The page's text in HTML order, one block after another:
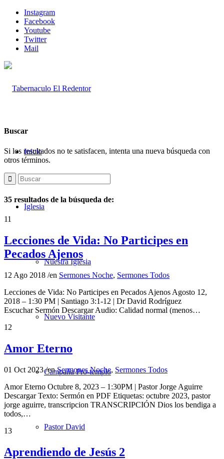
Instagram
Facebook
Youtube
Twitter
Mail
Inicio
Iglesia
Nuestra Iglesia
Nuevo Visitante
Campaña Pro-templo
Pastor David
Buscar
Si los resultados no te satisfacen, intenta una nueva búsqueda con
otros términos.
35 resultados de la búsqueda de:
11
Lecciones de Vida: No Participes en
Pecados Ajenos
12 Ago 2018 /en Sermones Noche, Sermones Todos
Lecciones de Vida: No Participes en Pecados Ajenos Agosto 12,
2018 – 1:30 PM | Santiago 3:1-12 | Dr David Rodríguez
Escuchar Sermón Descargar Audio: Calidad normal (menos…
12
Amor Eterno
01 Oct 2023/enSermones Noche, Sermones Todos
Amor Eterno Octubre 8, 2023 – 1:30PM | Pastor Jorge Aguirre
Descargar Texto: Sermón en PDF Etiquetas: octubre 2023, pastor
jorge aguirre, transcripcion TRANSCRIPCIÓN Dios los bendiga a
todos,…
13
Aprendiendo de Jesús 2